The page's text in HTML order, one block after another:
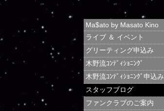
Ma$ato by Masato Kino
ライブ ＆ イベント
グリーティング申込み
木野流ｺﾝﾃﾞｨｼｮﾆﾝｸﾞ
木野流ｺﾝﾃﾞｨｼｮﾆﾝｸﾞ申込み
スタッフブログ
ファンクラブのご案内